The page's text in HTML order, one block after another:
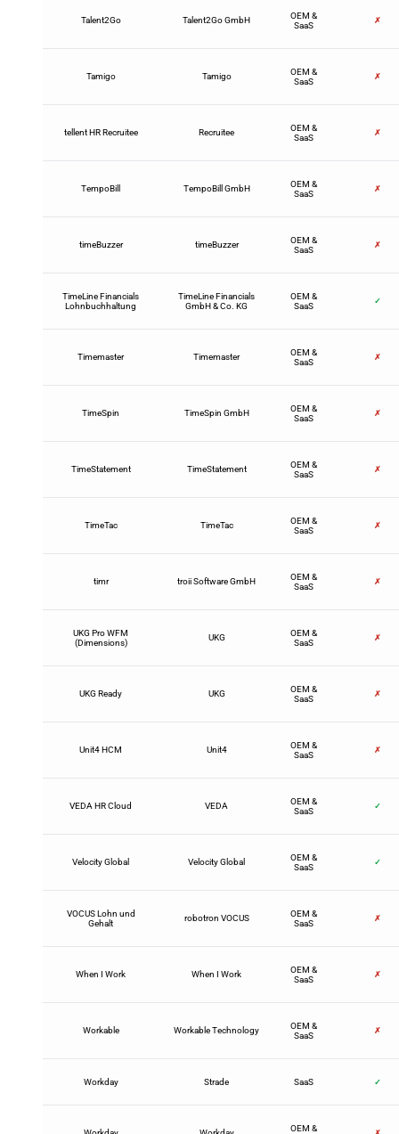
Talent2Go Talent2Go GmbH
OEM &
SaaS
✗
Tamigo Tamigo
OEM &
SaaS
✗
tellent HR Recruitee Recruitee
OEM &
SaaS
✗
TempoBill TempoBill GmbH
OEM &
SaaS
✗
timeBuzzer timeBuzzer
OEM &
SaaS
✗
TimeLine Financials
Lohnbuchhaltung
TimeLine Financials
GmbH & Co. KG
OEM &
SaaS
✓
Timemaster Timemaster
OEM &
SaaS
✗
TimeSpin TimeSpin GmbH
OEM &
SaaS
✗
TimeStatement TimeStatement
OEM &
SaaS
✗
TimeTac TimeTac
OEM &
SaaS
✗
timr troii Software GmbH
OEM &
SaaS
✗
UKG Pro WFM
(Dimensions)
UKG
OEM &
SaaS
✗
UKG Ready UKG
OEM &
SaaS
✗
Unit4 HCM Unit4
OEM &
SaaS
✗
VEDA HR Cloud VEDA
OEM &
SaaS
✓
Velocity Global Velocity Global
OEM &
SaaS
✓
VOCUS Lohn und
Gehalt
robotron VOCUS
OEM &
SaaS
✗
When I Work When I Work
OEM &
SaaS
✗
Workable Workable Technology
OEM &
SaaS
✗
Workday Strade SaaS ✓
OEM &